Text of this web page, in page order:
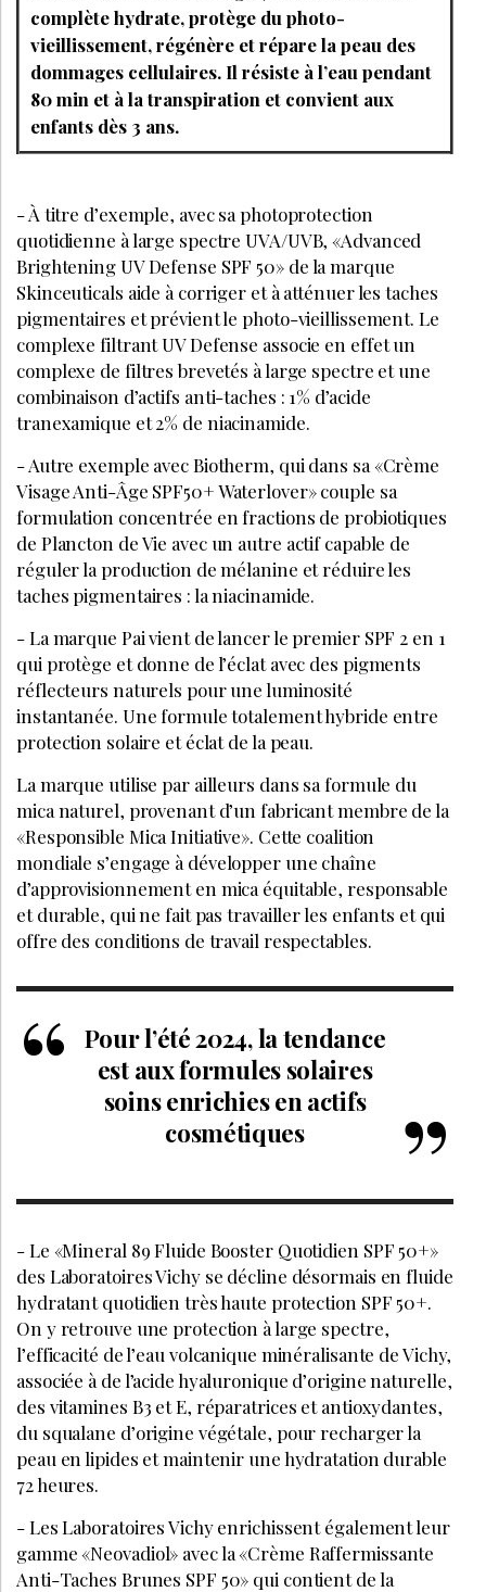
complète hydrate, protège du photo-
vieillissement, régénère et répare la peau des
dommages cellulaires. Il résiste à l’eau pendant
80 min et à la transpiration et convient aux
enfants dès 3 ans.
- À titre d’exemple, avec sa photoprotection
quotidienne à large spectre UVA/UVB, «Advanced
Brightening UV Defense SPF 50» de la marque
Skinceuticals aide à corriger et à atténuer les taches
pigmentaires et prévient le photo-vieillissement. Le
complexe filtrant UV Defense associe en effet un
complexe de filtres brevetés à large spectre et une
combinaison d’actifs anti-taches : 1% d’acide
tranexamique et 2% de niacinamide.
- Autre exemple avec Biotherm, qui dans sa «Crème
Visage Anti-Âge SPF50+ Waterlover» couple sa
formulation concentrée en fractions de probiotiques
de Plancton de Vie avec un autre actif capable de
réguler la production de mélanine et réduire les
taches pigmentaires : la niacinamide.
- La marque Pai vient de lancer le premier SPF 2 en 1
qui protège et donne de l’éclat avec des pigments
réflecteurs naturels pour une luminosité
instantanée. Une formule totalement hybride entre
protection solaire et éclat de la peau.
La marque utilise par ailleurs dans sa formule du
mica naturel, provenant d’un fabricant membre de la
«Responsible Mica Initiative». Cette coalition
mondiale s’engage à développer une chaîne
d’approvisionnement en mica équitable, responsable
et durable, qui ne fait pas travailler les enfants et qui
offre des conditions de travail respectables.
Pour l’été 2024, la tendance
est aux formules solaires
soins enrichies en actifs
cosmétiques
- Le «Mineral 89 Fluide Booster Quotidien SPF 50+»
des Laboratoires Vichy se décline désormais en fluide
hydratant quotidien très haute protection SPF 50+.
On y retrouve une protection à large spectre,
l’efficacité de l’eau volcanique minéralisante de Vichy,
associée à de l’acide hyaluronique d’origine naturelle,
des vitamines B3 et E, réparatrices et antioxydantes,
du squalane d’origine végétale, pour recharger la
peau en lipides et maintenir une hydratation durable
72 heures.
- Les Laboratoires Vichy enrichissent également leur
gamme «Neovadiol» avec la «Crème Raffermissante
Anti-Taches Brunes SPF 50» qui contient de la